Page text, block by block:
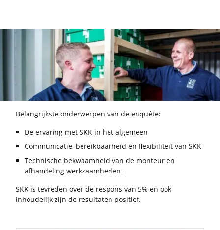
Be­lang­rijk­ste on­der­wer­pen van de en­quê­te:
De ervaring met SKK in het algemeen
Communicatie, bereikbaarheid en flexibiliteit van SKK
Technische bekwaamheid van de monteur en
afhandeling werkzaamheden.
SKK is te­vre­den over de res­pons van 5% en ook
in­hou­de­lijk zijn de re­sul­ta­ten po­si­tief.